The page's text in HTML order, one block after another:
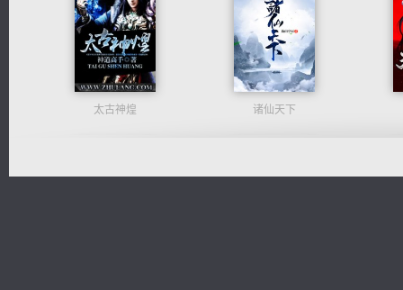
太古神煌 诸仙天下